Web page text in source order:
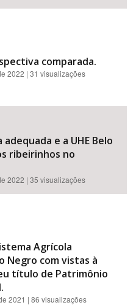
comparada.
2022 | 31 visualizações
e a UHE Belo
ribeirinhos no
2022 | 35 visualizações
Agrícola
Negro com vistas à
título de Patrimônio
2021 | 86 visualizações